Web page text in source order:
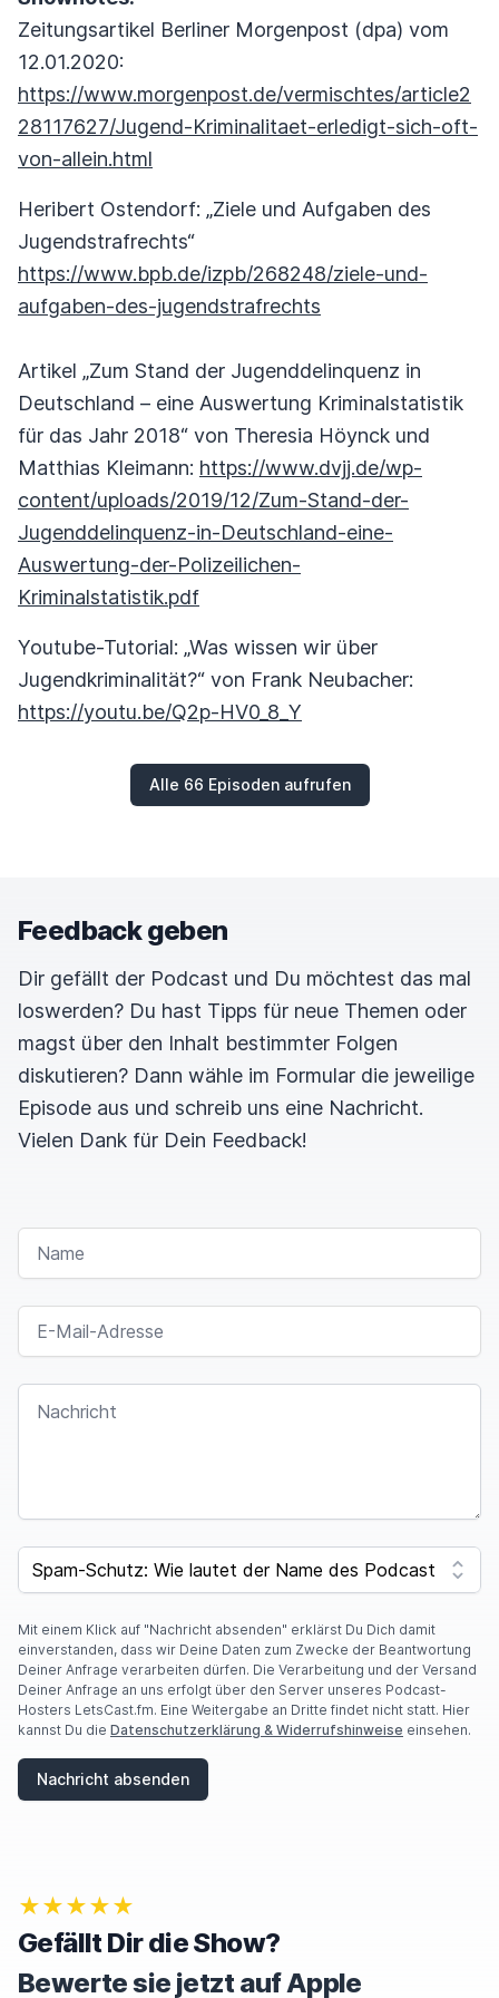
Zeitungsartikel Berliner Morgenpost (dpa) vom
12.01.2020:
https://www.morgenpost.de/vermischtes/article2
28117627/Jugend-Kriminalitaet-erledigt-sich-oft-
von-allein.html
Heribert Ostendorf: „Ziele und Aufgaben des
Jugendstrafrechts“
https://www.bpb.de/izpb/268248/ziele-und-
aufgaben-des-jugendstrafrechts
Artikel „Zum Stand der Jugenddelinquenz in
Deutschland – eine Auswertung Kriminalstatistik
für das Jahr 2018“ von Theresia Höynck und
Matthias Kleimann: https://www.dvjj.de/wp-
content/uploads/2019/12/Zum-Stand-der-
Jugenddelinquenz-in-Deutschland-eine-
Auswertung-der-Polizeilichen-
Kriminalstatistik.pdf
Youtube-Tutorial: „Was wissen wir über
Jugendkriminalität?“ von Frank Neubacher:
https://youtu.be/Q2p-HV0_8_Y
Alle 66 Episoden aufrufen
Feedback geben
Dir gefällt der Podcast und Du möchtest das mal
loswerden? Du hast Tipps für neue Themen oder
magst über den Inhalt bestimmter Folgen
diskutieren? Dann wähle im Formular die jeweilige
Episode aus und schreib uns eine Nachricht.
Vielen Dank für Dein Feedback!
NAME
E-MAIL-ADRESSE
NACHRICHT
F
O
A
R
E
A
H
U
R
E
T
H
I
SPAM CAPTCHA
Mit einem Klick auf "Nachricht absenden" erklärst Du Dich damit
einverstanden, dass wir Deine Daten zum Zwecke der Beantwortung
Deiner Anfrage verarbeiten dürfen. Die Verarbeitung und der Versand
Deiner Anfrage an uns erfolgt über den Server unseres Podcast-
Hosters LetsCast.fm. Eine Weitergabe an Dritte findet nicht statt. Hier
kannst Du die Datenschutzerklärung & Widerrufshinweise einsehen.
Nachricht absenden
★★★★★
Gefällt Dir die Show?
Bewerte sie jetzt auf Apple